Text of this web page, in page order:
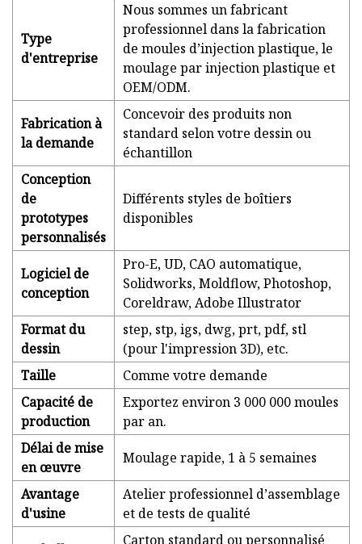
Type
d'entreprise
Nous sommes un fabricant
professionnel dans la fabrication
de moules d’injection plastique, le
moulage par injection plastique et
OEM/ODM.
Fabrication à
la demande
Concevoir des produits non
standard selon votre dessin ou
échantillon
Conception
de
prototypes
personnalisés
Différents styles de boîtiers
disponibles
Logiciel de
conception
Pro-E, UD, CAO automatique,
Solidworks, Moldflow, Photoshop,
Coreldraw, Adobe Illustrator
Format du
dessin
step, stp, igs, dwg, prt, pdf, stl
(pour l'impression 3D), etc.
Taille
Comme votre demande
Capacité de
production
Exportez environ 3 000 000 moules
par an.
Délai de mise
en œuvre
Moulage rapide, 1 à 5 semaines
Avantage
d'usine
Atelier professionnel d’assemblage
et de tests de qualité
Carton standard ou personnalisé